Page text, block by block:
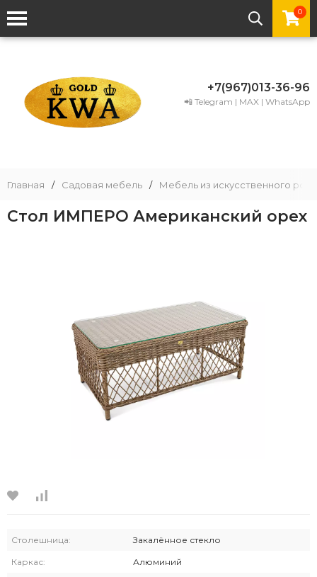
0
+7(967)013-36-96
📲 Telegram | MAX | WhatsApp
Главная / Садовая мебель / Мебель из искусственного
Стол ИМПЕРО Американский орех
Столешница: Закалённое стекло
Каркас: Алюминий